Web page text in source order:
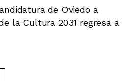
de Oviedo a
la Cultura 2031 regresa a